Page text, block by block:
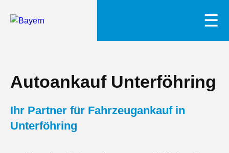
☰
Autoankauf Unterföhring
Ihr Partner für Fahrzeugankauf in
Unterföhring